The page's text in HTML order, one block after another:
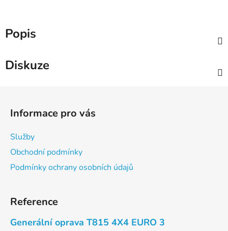
Popis
Diskuze
Informace pro vás
Služby
Obchodní podmínky
Podmínky ochrany osobních údajů
Reference
Generální oprava T815 4X4 EURO 3